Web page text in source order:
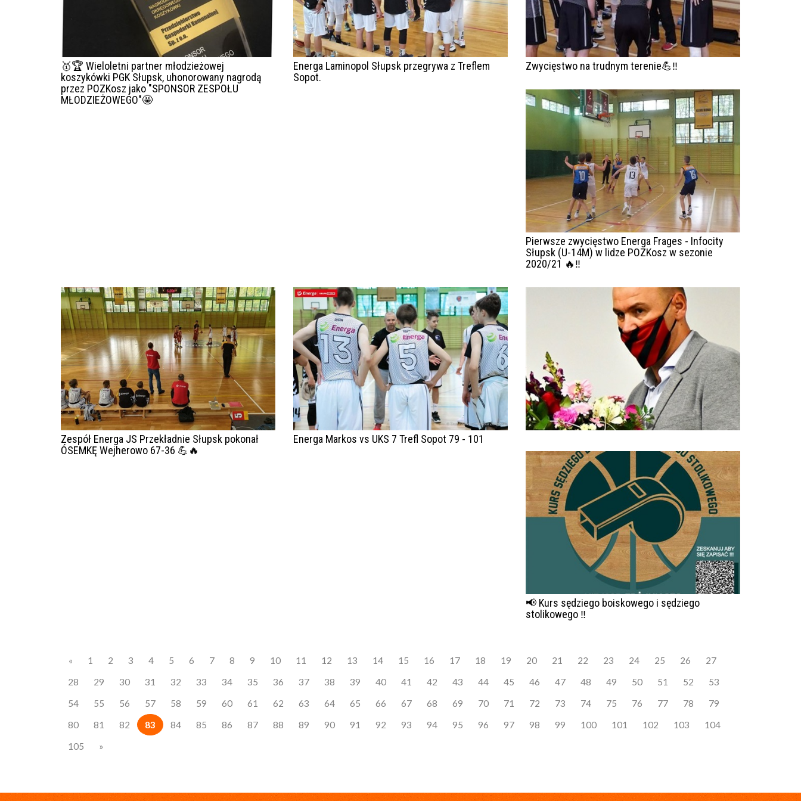
🥇🏆 Wieloletni partner młodzieżowej
koszykówki PGK Słupsk, uhonorowany nagrodą
przez POZKosz jako "SPONSOR ZESPOŁU
MŁODZIEŻOWEGO"🤩
Energa Laminopol Słupsk przegrywa z Treflem
Sopot.
Zwycięstwo na trudnym terenie💪‼️
Pierwsze zwycięstwo Energa Frages - Infocity
Słupsk (U-14M) w lidze POZKosz w sezonie
2020/21 🔥‼️
Zespół Energa JS Przekładnie Słupsk pokonał
ÓSEMKĘ Wejherowo 67-36 💪🔥
Energa Markos vs UKS 7 Trefl Sopot 79 - 101
📢 Kurs sędziego boiskowego i sędziego
stolikowego ‼️
« 1 2 3 4 5 6 7 8 9 10 11 12 13 14 15 16 17 18 19 20 21 22 23 24 25 26
27
28
29 30 31 32 33 34 35 36 37 38 39 40 41 42 43 44 45 46 47 48 49 50 51 52
53
54
55 56 57 58 59 60 61 62 63 64 65 66 67 68 69 70 71 72 73 74 75 76 77 78
79
80
81 82 83 84 85 86 87 88 89 90 91 92 93 94 95 96 97 98 99 100 101 102 103
104
105
»